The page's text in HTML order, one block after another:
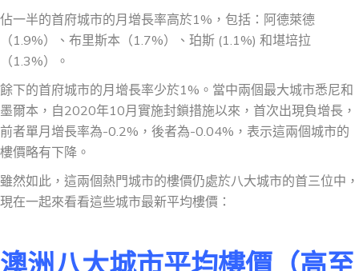
佔一半的首府城市的月增長率高於1%，包括：阿德萊德
（1.9%）、布里斯本（1.7%）、珀斯 (1.1%) 和堪培拉
（1.3%）。
餘下的首府城市的月增長率少於1%。當中兩個最大城市悉尼和
墨爾本，自2020年10月實施封鎖措施以來，首次出現負增長，
前者單月增長率為-0.2%，後者為-0.04%，表示這兩個城市的
樓價略有下降。
雖然如此，這兩個熱門城市的樓價仍處於八大城市的首三位中，
現在一起來看看這些城市最新平均樓價：